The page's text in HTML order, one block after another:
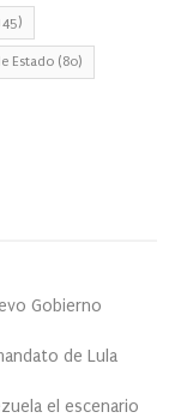
Estado (80)
Gobierno
de Lula
el escenario